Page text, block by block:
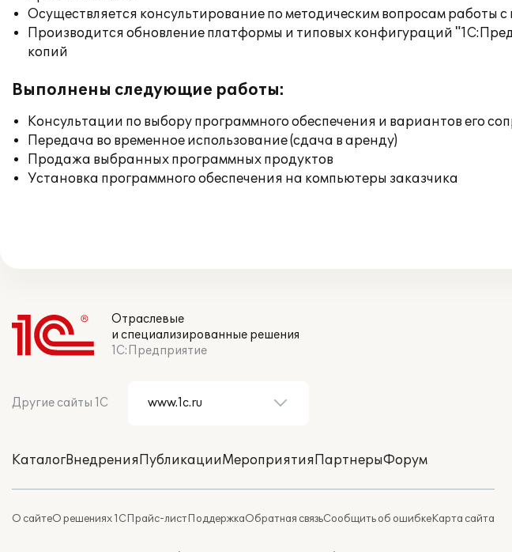
Осуществляется консультирование по методическим вопросам работы
Производится обновление платформы и типовых конфигураций
копий
Выполнены следующие работы:
Консультации по выбору программного обеспечения и вариантов его
Передача во временное использование (сдача в аренду)
Продажа выбранных программных продуктов
Установка программного обеспечения на компьютеры заказчика
Отраслевые
и специализированные решения
1С:Предприятие
Другие сайты 1С
КаталогВнедренияПубликацииМероприятияПартнерыФорум
О сайтеО решениях 1СПрайс-листПоддержкаОбратная связьСообщить об ошибкеКарта сайта